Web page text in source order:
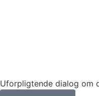
Uforpligtende dialog om